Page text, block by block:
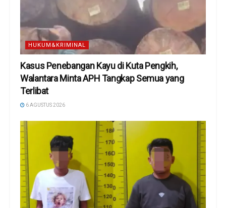
HUKUM&KRIMINAL
Kasus Penebangan Kayu di Kuta Pengkih,
Walantara Minta APH Tangkap Semua yang
Terlibat
6 AGUSTUS 2026